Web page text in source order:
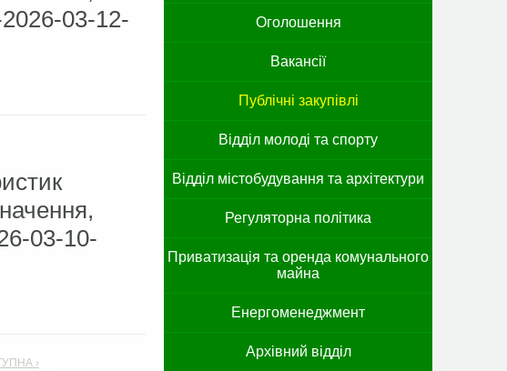
2026-03-12-
03-10-
›
Оголошення
Вакансії
Публічні закупівлі
Відділ молоді та спорту
Відділ містобудування та архітектури
Регуляторна політика
Приватизація та оренда комунального
майна
Енергоменеджмент
Архівний відділ